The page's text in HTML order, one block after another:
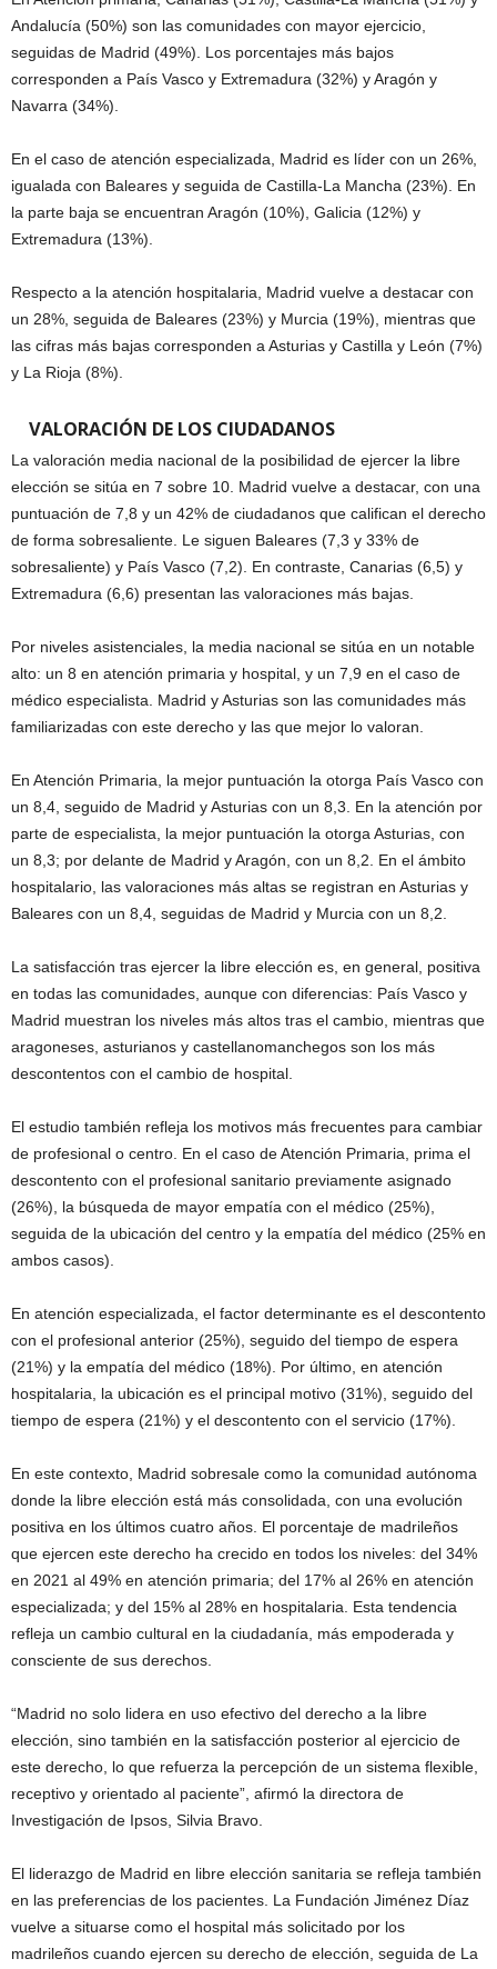
Andalucía (50%) son las comunidades con mayor ejercicio,
seguidas de Madrid (49%). Los porcentajes más bajos
corresponden a País Vasco y Extremadura (32%) y Aragón y
Navarra (34%).
En el caso de atención especializada, Madrid es líder con un 26%,
igualada con Baleares y seguida de Castilla-La Mancha (23%). En
la parte baja se encuentran Aragón (10%), Galicia (12%) y
Extremadura (13%).
Respecto a la atención hospitalaria, Madrid vuelve a destacar con
un 28%, seguida de Baleares (23%) y Murcia (19%), mientras que
las cifras más bajas corresponden a Asturias y Castilla y León (7%)
y La Rioja (8%).
VALORACIÓN DE LOS CIUDADANOS
La valoración media nacional de la posibilidad de ejercer la libre
elección se sitúa en 7 sobre 10. Madrid vuelve a destacar, con una
puntuación de 7,8 y un 42% de ciudadanos que califican el derecho
de forma sobresaliente. Le siguen Baleares (7,3 y 33% de
sobresaliente) y País Vasco (7,2). En contraste, Canarias (6,5) y
Extremadura (6,6) presentan las valoraciones más bajas.
Por niveles asistenciales, la media nacional se sitúa en un notable
alto: un 8 en atención primaria y hospital, y un 7,9 en el caso de
médico especialista. Madrid y Asturias son las comunidades más
familiarizadas con este derecho y las que mejor lo valoran.
En Atención Primaria, la mejor puntuación la otorga País Vasco con
un 8,4, seguido de Madrid y Asturias con un 8,3. En la atención por
parte de especialista, la mejor puntuación la otorga Asturias, con
un 8,3; por delante de Madrid y Aragón, con un 8,2. En el ámbito
hospitalario, las valoraciones más altas se registran en Asturias y
Baleares con un 8,4, seguidas de Madrid y Murcia con un 8,2.
La satisfacción tras ejercer la libre elección es, en general, positiva
en todas las comunidades, aunque con diferencias: País Vasco y
Madrid muestran los niveles más altos tras el cambio, mientras que
aragoneses, asturianos y castellanomanchegos son los más
descontentos con el cambio de hospital.
El estudio también refleja los motivos más frecuentes para cambiar
de profesional o centro. En el caso de Atención Primaria, prima el
descontento con el profesional sanitario previamente asignado
(26%), la búsqueda de mayor empatía con el médico (25%),
seguida de la ubicación del centro y la empatía del médico (25% en
ambos casos).
En atención especializada, el factor determinante es el descontento
con el profesional anterior (25%), seguido del tiempo de espera
(21%) y la empatía del médico (18%). Por último, en atención
hospitalaria, la ubicación es el principal motivo (31%), seguido del
tiempo de espera (21%) y el descontento con el servicio (17%).
En este contexto, Madrid sobresale como la comunidad autónoma
donde la libre elección está más consolidada, con una evolución
positiva en los últimos cuatro años. El porcentaje de madrileños
que ejercen este derecho ha crecido en todos los niveles: del 34%
en 2021 al 49% en atención primaria; del 17% al 26% en atención
especializada; y del 15% al 28% en hospitalaria. Esta tendencia
refleja un cambio cultural en la ciudadanía, más empoderada y
consciente de sus derechos.
“Madrid no solo lidera en uso efectivo del derecho a la libre
elección, sino también en la satisfacción posterior al ejercicio de
este derecho, lo que refuerza la percepción de un sistema flexible,
receptivo y orientado al paciente”, afirmó la directora de
Investigación de Ipsos, Silvia Bravo.
El liderazgo de Madrid en libre elección sanitaria se refleja también
en las preferencias de los pacientes. La Fundación Jiménez Díaz
vuelve a situarse como el hospital más solicitado por los
madrileños cuando ejercen su derecho de elección, seguida de La